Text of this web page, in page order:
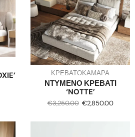
ΚΡΕΒΑΤΟΚΑΜΑΡΑ
ΝΤΥΜΕΝΟ ΚΡΕΒΑΤΙ
‘NOTTE’
€3,250.00 €2,850.00